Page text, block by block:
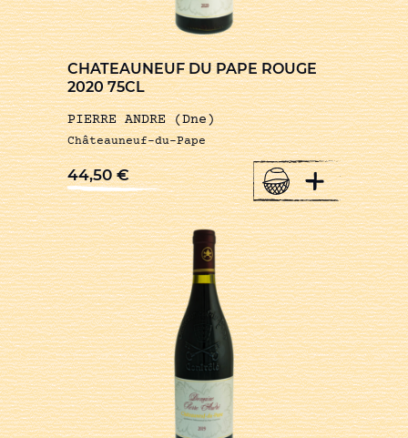
CHATEAUNEUF DU PAPE ROUGE
2020 75CL
PIERRE ANDRE (Dne)
Châteauneuf-du-Pape
44,50€ +